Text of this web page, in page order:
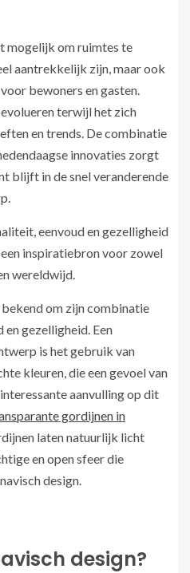
mogelijk om ruimtes te
aantrekkelijk zijn, maar ook
bewoners en gasten.
terwijl het zich
en trends. De combinatie
innovaties zorgt
blijft in de snel veranderende
eenvoud en gezelligheid
inspiratiebron voor zowel
wereldwijd.
om zijn combinatie
gezelligheid. Een
is het gebruik van
kleuren, die een gevoel van
aanvulling op dit
gordijnen in
laten natuurlijk licht
en open sfeer die
design.
design?